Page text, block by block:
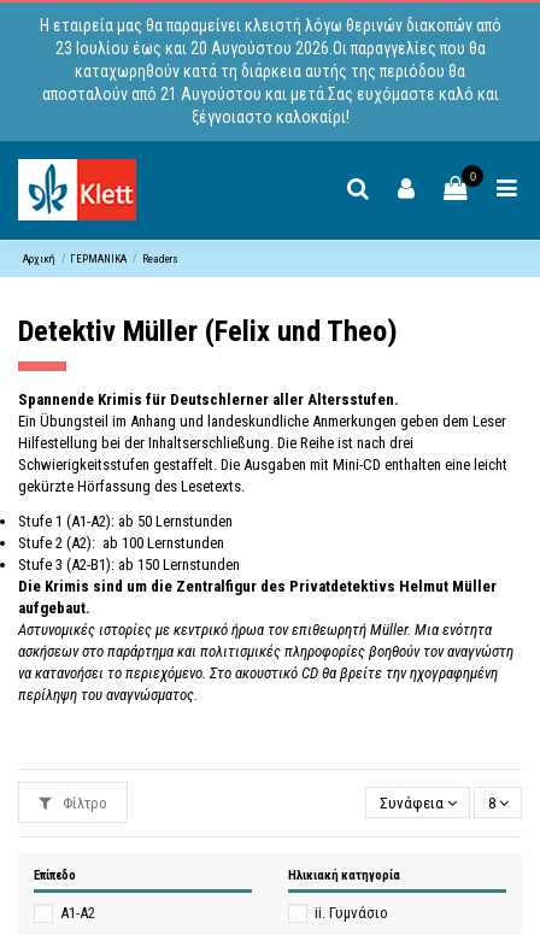
Η εταιρεία μας θα παραμείνει κλειστή λόγω θερινών διακοπών από
23 Ιουλίου έως και 20 Αυγούστου 2026.Οι παραγγελίες που θα
καταχωρηθούν κατά τη διάρκεια αυτής της περιόδου θα
αποσταλούν από 21 Αυγούστου και μετά.Σας ευχόμαστε καλό και
ξέγνοιαστο καλοκαίρι!
0
Αρχική ΓΕΡΜΑΝΙΚΑ Readers
Detektiv Müller (Felix und Theo)
Spannende Krimis für Deutschlerner aller Altersstufen.
Ein Übungsteil im Anhang und landeskundliche Anmerkungen geben dem Leser
Hilfestellung bei der Inhaltserschließung. Die Reihe ist nach drei
Schwierigkeitsstufen gestaffelt. Die Ausgaben mit Mini-CD enthalten eine leicht
gekürzte Hörfassung des Lesetexts.
Stufe 1 (A1-A2): ab 50 Lernstunden
Stufe 2 (A2): ab 100 Lernstunden
Stufe 3 (A2-B1): ab 150 Lernstunden
Die Krimis sind um die Zentralfigur des Privatdetektivs Helmut Müller
aufgebaut.
Αστυνομικές ιστορίες με κεντρικό ήρωα τον επιθεωρητή Μüller. Μια ενότητα
ασκήσεων στο παράρτημα και πολιτισμικές πληροφορίες βοηθούν τον αναγνώστη
να κατανοήσει το περιεχόμενο. Στο ακουστικό CD θα βρείτε την ηχογραφημένη
περίληψη του αναγνώσματος.
Φίλτρο Συνάφεια 8
Επίπεδο
A1-A2
Ηλικιακή κατηγορία
ii. Γυμνάσιο